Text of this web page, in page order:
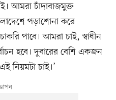
আমরা চাঁদাবাজমুক্ত
পড়াশোনা করে
পাবে। আমরা চাই, স্বাধীন
হবে। দুবারের বেশি একজন
নিয়মটা চাই।’